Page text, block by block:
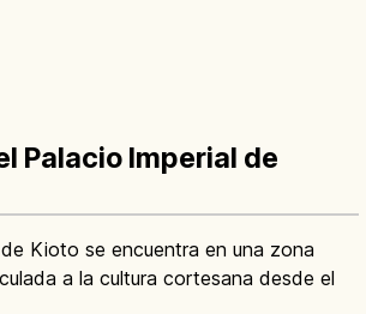
Palacio Imperial de
Kioto se encuentra en una zona
a la cultura cortesana desde el